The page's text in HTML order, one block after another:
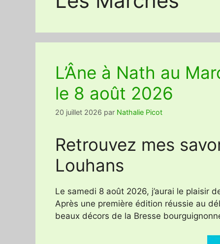
L’Âne à Nath au
le 8 août 2026
20 juillet 2026 par Nathalie Picot
Retrouvez mes
Louhans
Le samedi 8 août 2026, j’aurai le plaisir
Après une première édition réussie au
beaux décors de la Bresse